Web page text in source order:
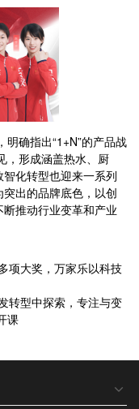
确指出“1+N”的产品战
，形成涵盖热水、厨
化转型也迎来一系列
出的品牌底色，以创
推动行业变革和产业
项大奖，万家乐以科技
转型中探索，专注与变
课